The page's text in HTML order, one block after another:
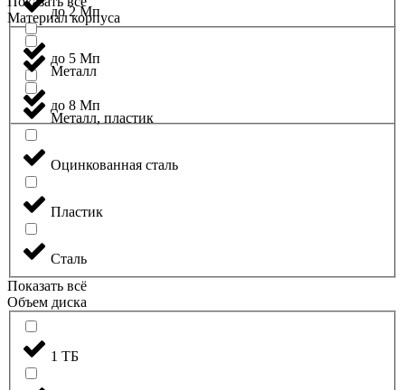
до 2 Мп
до 5 Мп
до 8 Мп
Материал корпуса
Металл
Металл, пластик
Оцинкованная сталь
Пластик
Сталь
Показать всё
Объем диска
1 ТБ